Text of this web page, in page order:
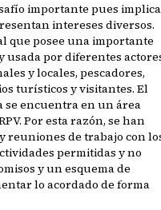
importante pues implica
intereses diversos.
que posee una importante
usada por diferentes
y locales, pescadores,
turísticos y visitantes. El
se encuentra en un área
Por esta razón, se han
reuniones de trabajo con
permitidas y no
y un esquema de
lo acordado de forma